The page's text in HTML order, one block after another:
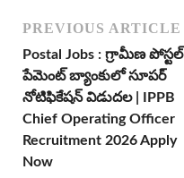
PREVIOUS ARTICLE
Postal Jobs : గ్రామీణ పోస్టల్
పేమెంట్ బ్యాంకులో సూపర్
నోటిఫికేషన్ విడుదల | IPPB
Chief Operating Officer
Recruitment 2026 Apply
Now